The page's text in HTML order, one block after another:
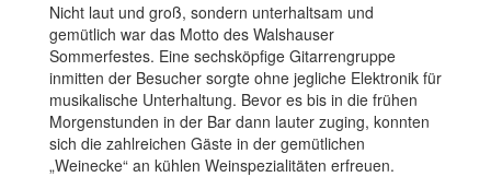
Nicht laut und groß, sondern unterhaltsam und
gemütlich war das Motto des Walshauser
Sommerfestes. Eine sechsköpfige Gitarrengruppe
inmitten der Besucher sorgte ohne jegliche Elektronik für
musikalische Unterhaltung. Bevor es bis in die frühen
Morgenstunden in der Bar dann lauter zuging, konnten
sich die zahlreichen Gäste in der gemütlichen
„Weinecke“ an kühlen Weinspezialitäten erfreuen.